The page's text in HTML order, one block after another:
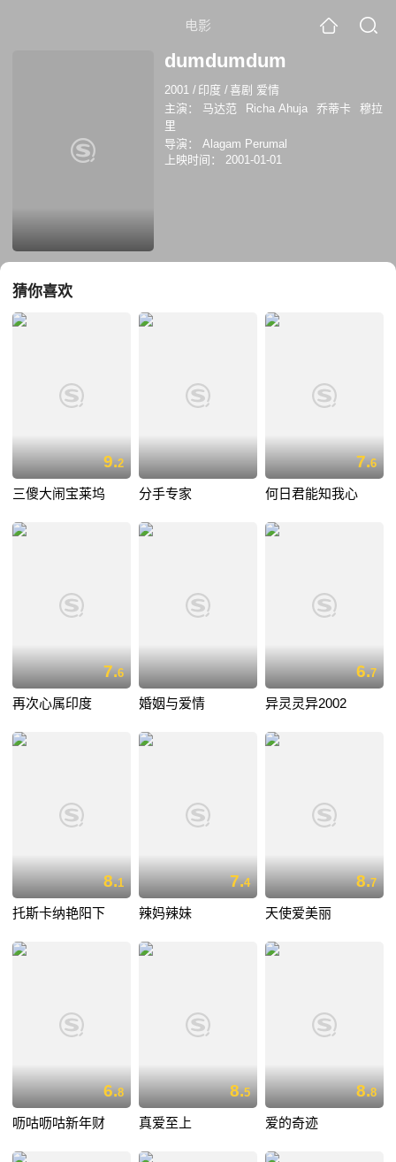
电影
dumdumdum
2001 / 印度 /喜剧 爱情
主演：
马达范 Richa Ahuja 乔蒂卡
穆拉
里
导演：
Alagam Perumal
上映时间：
2001-01-01
猜你喜欢
9.2
三傻大闹宝莱坞 分手专家
7.6
何日君能知我心
7.6
再次心属印度 婚姻与爱情
6.7
异灵灵异2002
8.1
托斯卡纳艳阳下
7.4
辣妈辣妹
8.7
天使爱美丽
6.8
呖咕呖咕新年财
8.5
真爱至上
8.8
爱的奇迹